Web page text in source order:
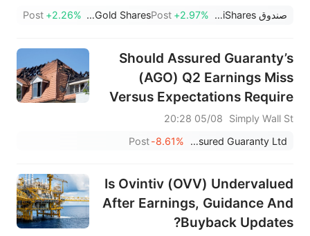
صندوق iShares الفضي +2.97%
Post
SPDR Gold Shares
+2.26%
Post
Should Assured Guaranty’s
(AGO) Q2 Earnings Miss
Versus Expectations Require
Action From Investors?
Simply Wall St
05/08 20:28
Assured Guaranty Ltd.
-8.61%
Post
Is Ovintiv (OVV) Undervalued
After Earnings, Guidance And
Buyback Updates?